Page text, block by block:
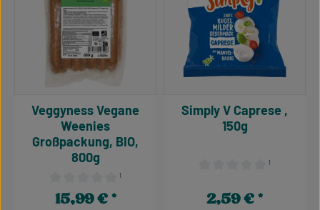
Durchschnittliche Bewertung von 0 von 5 Sternen
¹
Veggyness Vegane
Weenies
Großpackung, BIO,
800g
Regulärer Preis:
15,99 €
¹
Simply V Caprese ,
150g
Regulärer Preis:
2,59 €